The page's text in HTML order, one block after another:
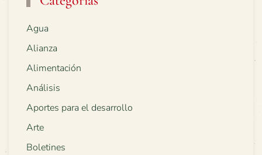
Agua
Alianza
Alimentación
Análisis
Aportes para el desarrollo
Arte
Boletines